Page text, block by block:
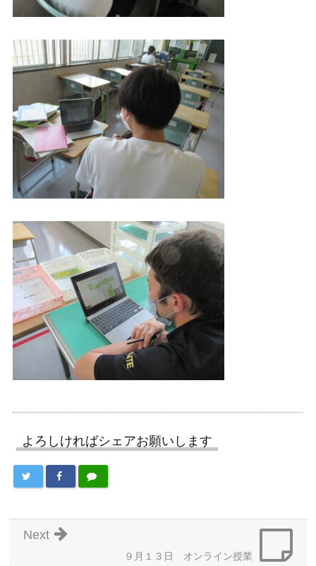
よろしければシェアお願いします
９月１３日 オンライン授業
Next